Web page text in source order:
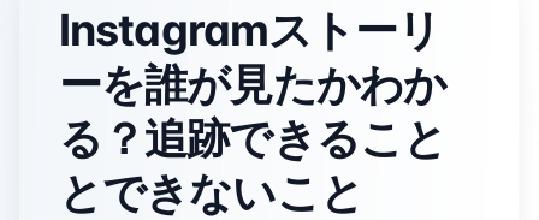
Instagramストーリ
ーを誰が見たかわか
る？追跡できること
とできないこと